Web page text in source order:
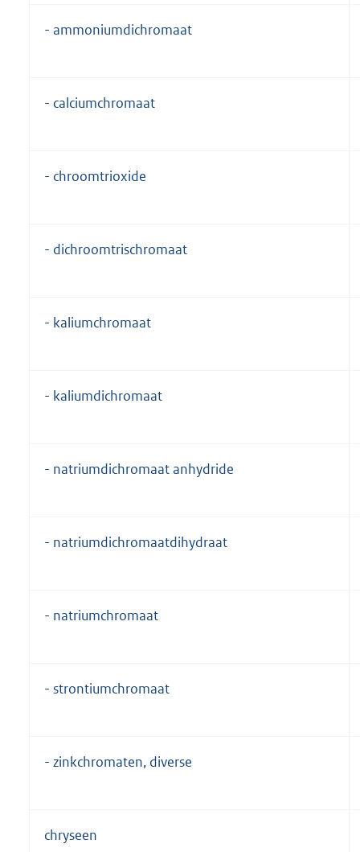
- ammoniumdichromaat
- calciumchromaat
- chroomtrioxide
- dichroomtrischromaat
- kaliumchromaat
- kaliumdichromaat
- natriumdichromaat anhydride
- natriumdichromaatdihydraat
- natriumchromaat
- strontiumchromaat
- zinkchromaten, diverse
chryseen